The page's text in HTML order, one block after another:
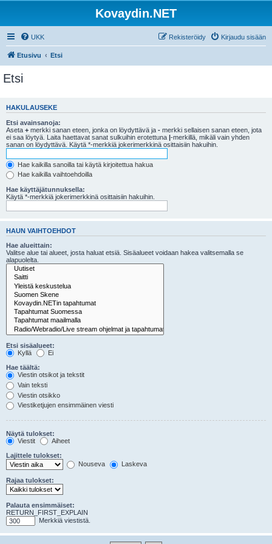
Kovaydin.NET
UKK Kirjaudu sisään
Rekisteröidy
Etusivu Etsi
Etsi
HAKULAUSEKE
Etsi avainsanoja:
Aseta + merkki sanan eteen, jonka on löydyttävä ja - merkki sellaisen sanan eteen, jota
ei saa löytyä. Laita haettavat sanat sulkuihin erotettuna |-merkillä, mikäli vain yhden
sanan on löydyttävä. Käytä *-merkkiä jokerimerkkinä osittaisiin hakuihin.
Hae kaikilla sanoilla tai käytä kirjoitettua hakua
Hae kaikilla vaihtoehdoilla
Hae käyttäjätunnuksella:
Käytä *-merkkiä jokerimerkkinä osittaisiin hakuihin.
HAUN VAIHTOEHDOT
Hae alueittain:
Valitse alue tai alueet, josta haluat etsiä. Sisäalueet voidaan hakea valitsemalla se
alapuolelta.
Etsi sisäalueet:
Kyllä
Ei
Hae täältä:
Viestin otsikot ja tekstit
Vain teksti
Viestin otsikko
Viestiketjujen ensimmäinen viesti
Näytä tulokset:
Viestit
Aiheet
Lajittele tulokset:
Nouseva
Laskeva
Rajaa tulokset:
Palauta ensimmäiset:
RETURN_FIRST_EXPLAIN
Merkkiä viestistä.